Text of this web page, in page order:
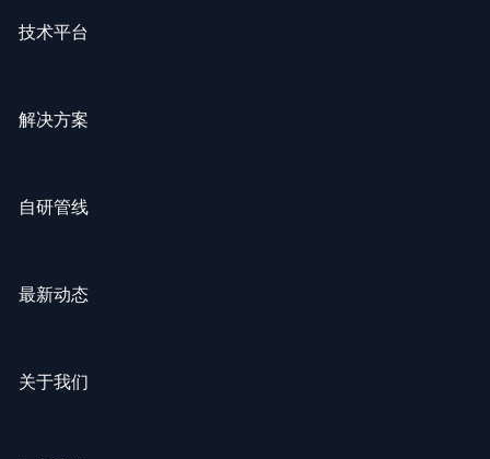
技术平台
解决方案
自研管线
最新动态
关于我们